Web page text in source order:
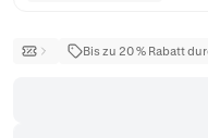
Bis zu 20 % Rabatt